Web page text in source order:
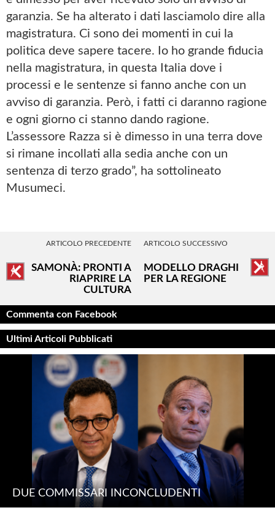
garanzia. Se ha alterato i dati lasciamolo dire alla
magistratura. Ci sono dei momenti in cui la
politica deve sapere tacere. Io ho grande fiducia
nella magistratura, in questa Italia dove i
processi e le sentenze si fanno anche con un
avviso di garanzia. Però, i fatti ci daranno ragione
e ogni giorno ci stanno dando ragione.
L’assessore Razza si è dimesso in una terra dove
si rimane incollati alla sedia anche con un
sentenza di terzo grado”, ha sottolineato
Musumeci.
ARTICOLO PRECEDENTE
SAMONÀ: PRONTI A
RIAPRIRE LA
CULTURA
ARTICOLO SUCCESSIVO
MODELLO DRAGHI
PER LA REGIONE
Commenta con Facebook
Ultimi Articoli Pubblicati
DUE COMMISSARI INCONCLUDENTI